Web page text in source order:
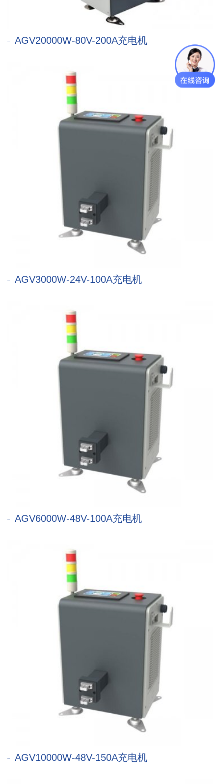
AGV20000W-80V-200A充电机
AGV3000W-24V-100A充电机
AGV6000W-48V-100A充电机
AGV10000W-48V-150A充电机